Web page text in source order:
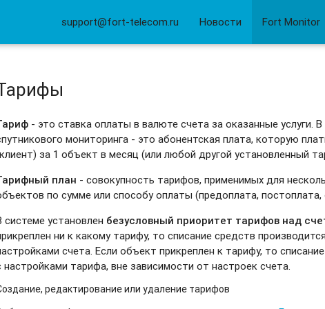
support@fort-telecom.ru Новости Fort Monitor
- это ставка оплаты в валюте счета за оказанные услуги.
мониторинга - это абонентская плата, которую
за 1 объект в месяц (или любой другой установленный
план - совокупность тарифов, применимых для
по сумме или способу оплаты (предоплата, постоплата,
системе установлен безусловный приоритет тарифов над
ни к какому тарифу, то списание средств
счета. Если объект прикреплен к тарифу, то
настройками тарифа, вне зависимости от настроек счета.
редактирование или удаление тарифов